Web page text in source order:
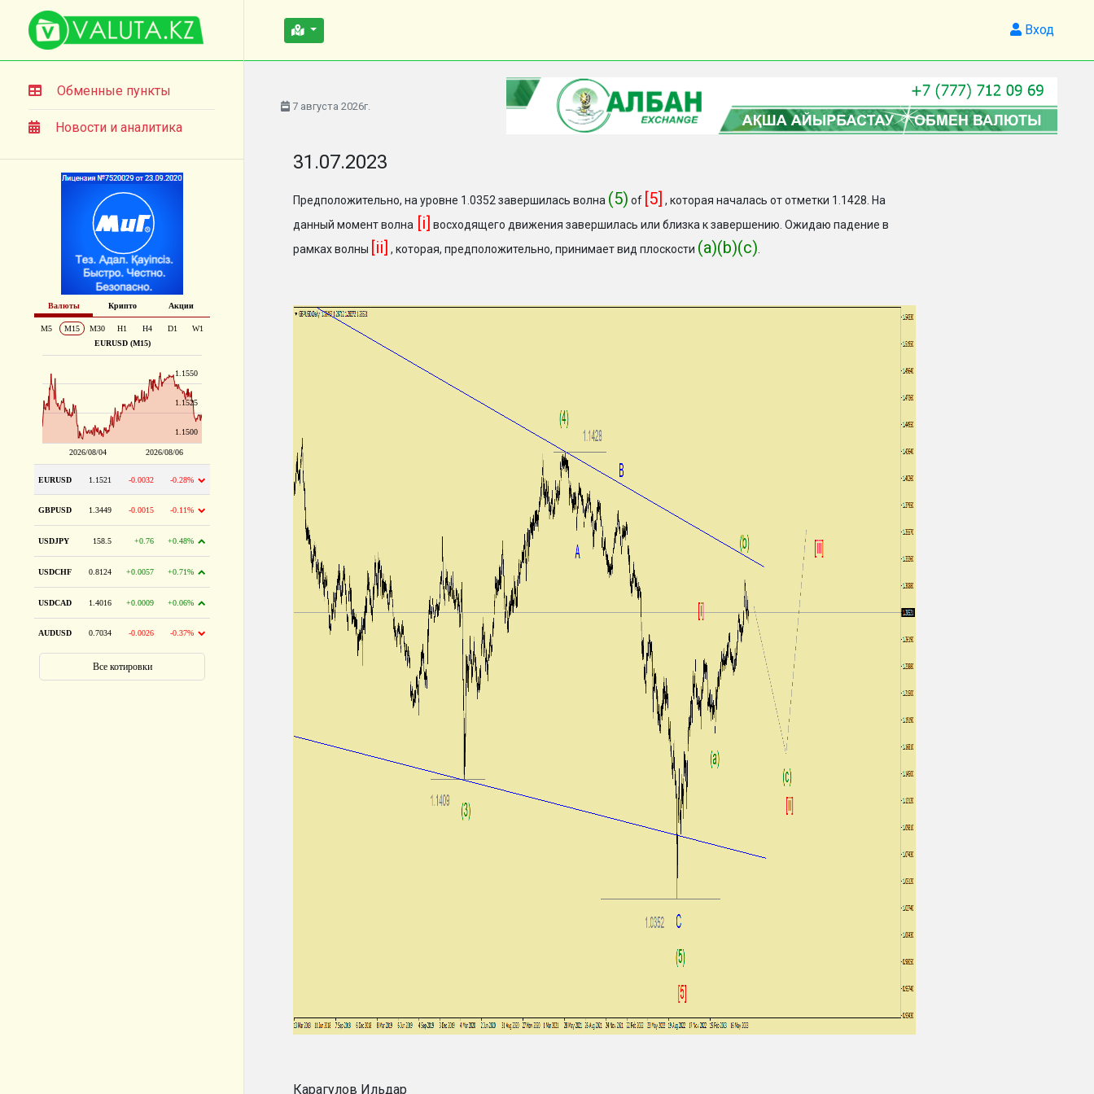
Вход
Обменные пункты
Новости и аналитика
7 августа 2026г.
31.07.2023
Предположительно, на уровне 1.0352 завершилась волна (5) of [5] , которая началась от отметки 1.1428. На
данный момент волна [i] восходящего движения завершилась или близка к завершению. Ожидаю падение в
рамках волны [ii] , которая, предположительно, принимает вид плоскости (a)(b)(c)
Карагулов Ильдар